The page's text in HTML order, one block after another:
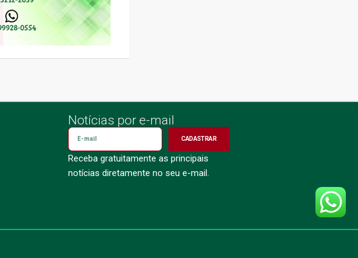
Notícias por e-mail
CADASTRAR
Receba gratuitamente as principais
notícias diretamente no seu e-mail.